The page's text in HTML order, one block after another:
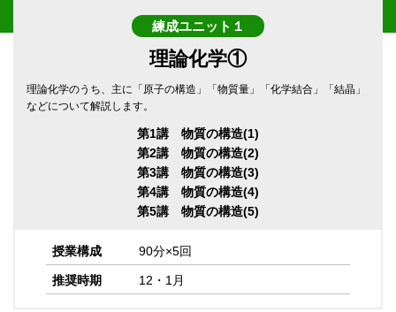
練成ユニット１
理論化学①
理論化学のうち、主に「原子の構造」「物質量」「化学結合」「結晶」
などについて解説します。
第1講 物質の構造(1)
第2講 物質の構造(2)
第3講 物質の構造(3)
第4講 物質の構造(4)
第5講 物質の構造(5)
授業構成 90分×5回
推奨時期 12・1月